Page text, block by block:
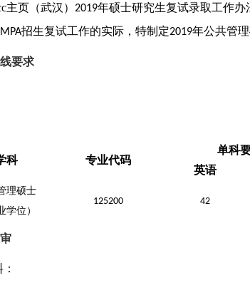
主页（武汉） 2019年硕士研究生复试录取工作办
MPA招生复试工作的实际，特制定2019年公共管
要求
科 专业代码
单科
英语
理硕士
学位）
125200 42